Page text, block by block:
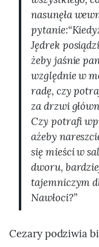
nasunęła
Jędrek
żeby jaśnie
względnie w
radę, czy
za drzwi
Czy potrafi
ażeby
się mieści w
dworu,
tajemniczym
Nawłoci?”
Cezary podziwia